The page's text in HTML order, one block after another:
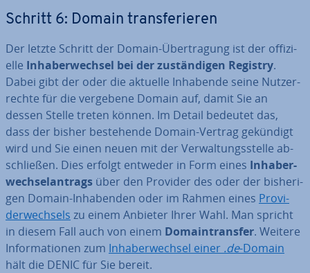
Schritt 6: Domain trans­fe­rie­ren
Der letzte Schritt der Domain-Über­tra­gung ist der of­fi­zi­
el­le In­ha­ber­wech­sel bei der zu­stän­di­gen Registry.
Dabei gibt der oder die aktuelle Inhabende seine Nut­zer­
rech­te für die vergebene Domain auf, damit Sie an
dessen Stelle treten können. Im Detail bedeutet das,
dass der bisher be­stehen­de Domain-Vertrag gekündigt
wird und Sie einen neuen mit der Ver­wal­tungs­stel­le ab­
schlie­ßen. Dies erfolgt entweder in Form eines In­ha­ber­
wech­sel­an­trags über den Provider des oder der bis­he­ri­
gen Domain-In­ha­ben­den oder im Rahmen eines Pro­vi­
der­wech­sels zu einem Anbieter Ihrer Wahl. Man spricht
in diesem Fall auch von einem Do­main­trans­fer. Weitere
In­for­ma­tio­nen zum In­ha­ber­wech­sel einer .de-Domain
hält die DENIC für Sie bereit.